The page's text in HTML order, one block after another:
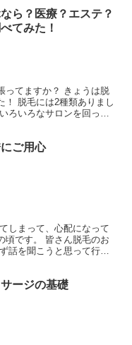
ら？医療？エステ？
てみた！
ってますか？ きょうは脱
！ 脱毛には2種類ありまし
ろいろなサロンを回った
ご用心
しまって、心配になって
頃です。 皆さん脱毛のお
話を聞こうと思って行っ
ージの基礎